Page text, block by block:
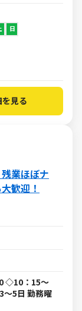
日
見る
業ほぼナ
歓迎！
：15～
～5日 勤務曜